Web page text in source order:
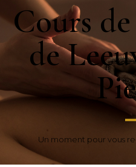
Cours
de
Un moment pour vous